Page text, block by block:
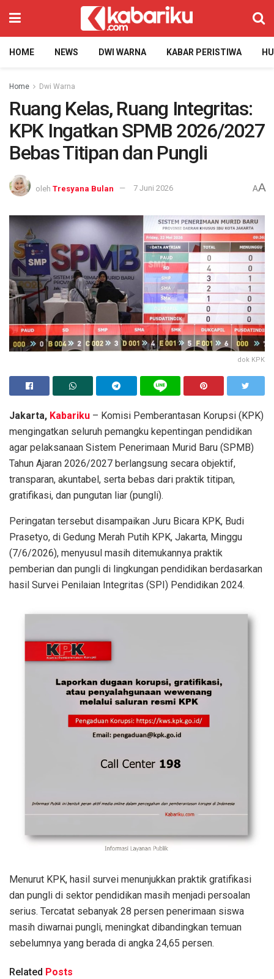
HOME NEWS DWI WARNA KABAR PERISTIWA
Home Dwi Warna
Ruang Kelas, Ruang Integritas:
KPK Ingatkan SPMB 2026/2027
Bebas Titipan dan Pungli
oleh Tresyana Bulan 7 Juni 2026 AA
dok KPK
Jakarta, Kabariku – Komisi Pemberantasan Korupsi (KPK)
mengingatkan seluruh pemangku kepentingan pendidikan
agar pelaksanaan Sistem Penerimaan Murid Baru (SPMB)
Tahun Ajaran 2026/2027 berlangsung secara objektif,
transparan, akuntabel, serta bebas dari praktik titipan,
gratifikasi, dan pungutan liar (pungli).
Peringatan tersebut disampaikan Juru Bicara KPK, Budi
Prasetyo, di Gedung Merah Putih KPK, Jakarta, Minggu
(7/6/2026), menyusul masih ditemukannya praktik
pemberian dan pungli di lingkungan pendidikan berdasarkan
hasil Survei Penilaian Integritas (SPI) Pendidikan 2024.
Menurut KPK, hasil survei menunjukkan praktik gratifikasi
dan pungli di sektor pendidikan masih menjadi persoalan
serius. Tercatat sebanyak 28 persen penerimaan siswa
masih diwarnai pungli, meningkat dibandingkan temuan
sebelumnya yang berada di angka 24,65 persen.
Related Posts